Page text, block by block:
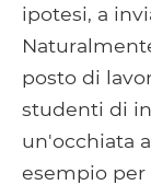
ipotesi, a
posto di
studenti di
un'occhiata
esempio